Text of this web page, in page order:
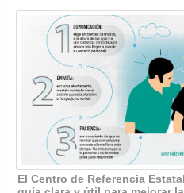
El Centro de Referencia